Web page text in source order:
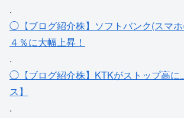
.
◯【ブログ紹介株】ソフトバンク(スマ
４％に大幅上昇！
.
◯【ブログ紹介株】KTKがストップ高に
ス】
.